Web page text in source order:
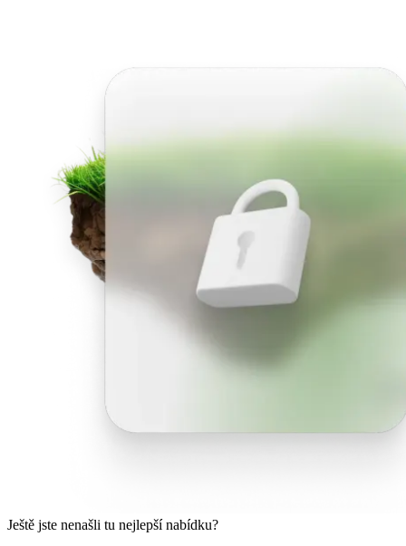
Ještě jste nenašli tu nejlepší nabídku?